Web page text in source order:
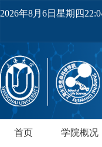
2026年8月6日星期四
首页 学院概况